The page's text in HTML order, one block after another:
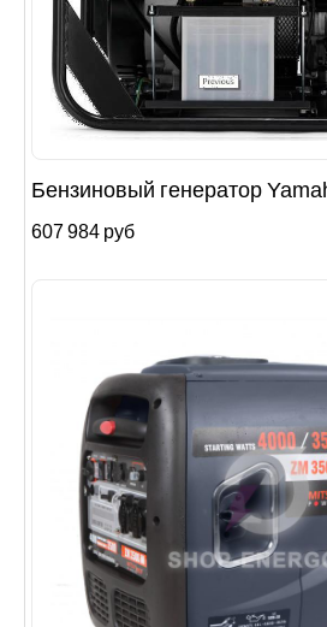
Бензиновый генератор
607 984 руб